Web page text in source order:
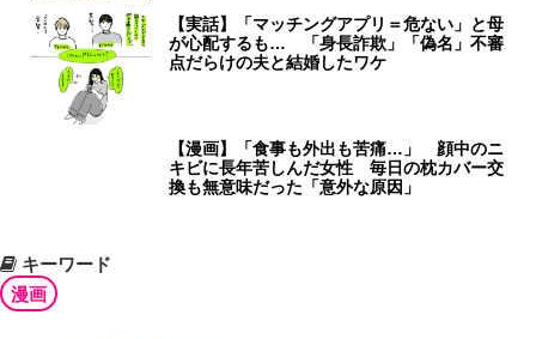
【実話】「マッチングアプリ＝危ない」と母
が心配するも… 「身長詐欺」「偽名」不審
点だらけの夫と結婚したワケ
【漫画】「食事も外出も苦痛…」 顔中のニ
キビに長年苦しんだ女性 毎日の枕カバー交
換も無意味だった「意外な原因」
キーワード
漫画